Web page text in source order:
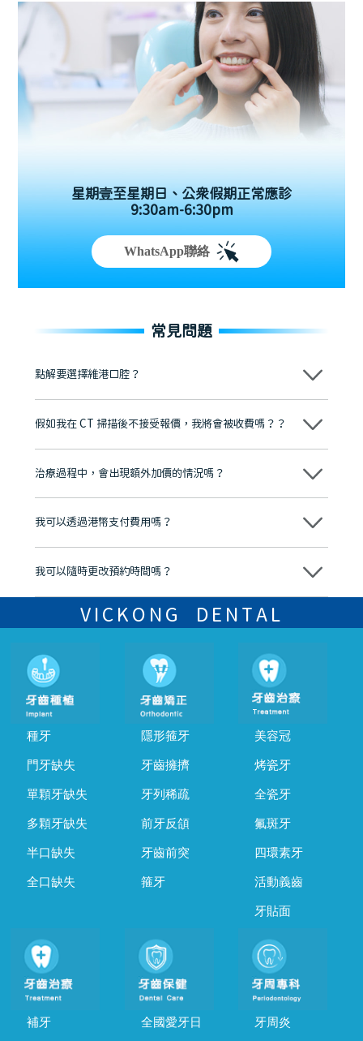
星期壹至星期日、公眾假期正常應診
9:30am-6:30pm
WhatsApp聯絡
常見問題
點解要選擇維港口腔？
維港口腔踐行「醫道濟世」的大學校訓，各分院匯聚來自香港、內地的
牌」、「2025香港企業領袖品牌」，是諾貝爾種植系統全球放心植牙中
至今已服務超過三十個國家和地區的顧客，受到粵港澳大灣區及周邊城
市市民極高的口碑評價及信任推薦 珠海、深圳設有八大分院，香港亦設
有咨詢及服務保障中心，有任何問題都可以隨時預約免費咨詢，讓人十
假如我在 CT 掃描後不接受報價，我將會被收費嗎？？
不會！只要未開始實際服務之前，你不會被收取任何費用。
治療過程中，會出現額外加價的情況嗎？
不會，治療前我們會詳細說明治療方案及對應的價錢，顧客同意並簽字
我可以透過港幣支付費用嗎？
可以。維港口腔會按照當日匯率轉算收取費用，而匯率會及時告知客人
我可以隨時更改預約時間嗎？
可以，請盡早通過wechat或whatsapp聯絡我們，告知我們你原本預約
的時間及資料，並且重新預約的日期及時段
VICKONG DENTAL
種牙
門牙缺失
單顆牙缺失
多顆牙缺失
半口缺失
全口缺失
隱形箍牙
牙齒擁擠
牙列稀疏
前牙反頜
牙齒前突
箍牙
美容冠
烤瓷牙
全瓷牙
氟斑牙
四環素牙
活動義齒
牙貼面
補牙 全國愛牙日 牙周炎